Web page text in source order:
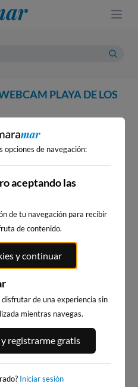
PLAYA DE LOS
METEOROLOGÍA
DE LOS
CERCANAS
opciones de navegación:
aceptando las
de tu navegación para recibir
de contenido.
y continuar
de una experiencia sin
mientras navegas.
y registrarme gratis
Iniciar sesión